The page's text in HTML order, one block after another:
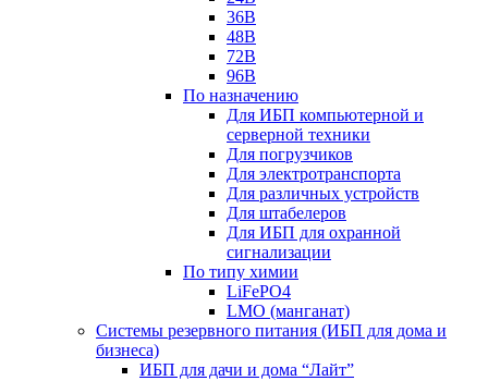
36В
48В
72В
96В
По назначению
Для ИБП компьютерной и
серверной техники
Для погрузчиков
Для электротранспорта
Для различных устройств
Для штабелеров
Для ИБП для охранной
сигнализации
По типу химии
LiFePO4
LMO (манганат)
Системы резервного питания (ИБП для дома и
бизнеса)
ИБП для дачи и дома “Лайт”